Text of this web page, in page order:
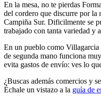
En la mesa, no te pierdas
del cordero que discurre por la
Campiña Sur. Dificilmente se
trabajado con tanta variedad y
En un pueblo como
de segunda mano funciona
evita gastos de envío: ves lo
¿Buscas además comercios y
Échale un vistazo a la guía de